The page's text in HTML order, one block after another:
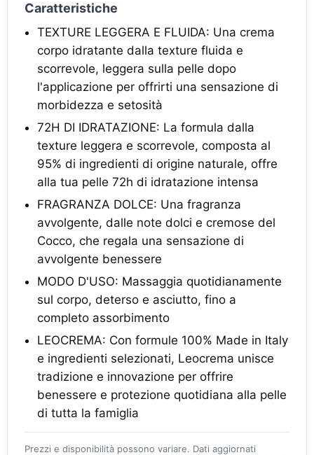
Caratteristiche
TEXTURE LEGGERA E FLUIDA: Una crema
corpo idratante dalla texture fluida e
scorrevole, leggera sulla pelle dopo
l'applicazione per offrirti una sensazione di
morbidezza e setosità
72H DI IDRATAZIONE: La formula dalla
texture leggera e scorrevole, composta al
95% di ingredienti di origine naturale, offre
alla tua pelle 72h di idratazione intensa
FRAGRANZA DOLCE: Una fragranza
avvolgente, dalle note dolci e cremose del
Cocco, che regala una sensazione di
avvolgente benessere
MODO D'USO: Massaggia quotidianamente
sul corpo, deterso e asciutto, fino a
completo assorbimento
LEOCREMA: Con formule 100% Made in Italy
e ingredienti selezionati, Leocrema unisce
tradizione e innovazione per offrire
benessere e protezione quotidiana alla pelle
di tutta la famiglia
Prezzi e disponibilità possono variare. Dati aggiornati